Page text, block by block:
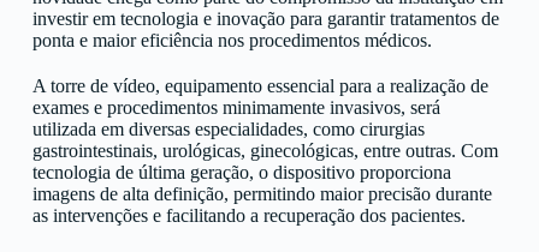
investir em tecnologia e inovação para garantir tratamentos de
ponta e maior eficiência nos procedimentos médicos.
A torre de vídeo, equipamento essencial para a realização de
exames e procedimentos minimamente invasivos, será
utilizada em diversas especialidades, como cirurgias
gastrointestinais, urológicas, ginecológicas, entre outras. Com
tecnologia de última geração, o dispositivo proporciona
imagens de alta definição, permitindo maior precisão durante
as intervenções e facilitando a recuperação dos pacientes.